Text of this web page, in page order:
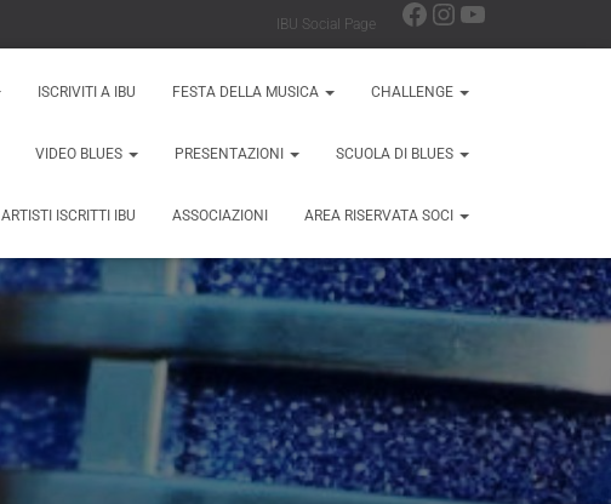
IBU Social Page
ISCRIVITI A IBU FESTA DELLA MUSICA CHALLENGE
VIDEO BLUES PRESENTAZIONI SCUOLA DI BLUES
ARTISTI ISCRITTI IBU ASSOCIAZIONI AREA RISERVATA SOCI